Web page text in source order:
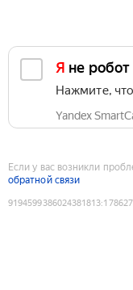
Я не робот
Нажмите,
Yandex
Если у вас возникли
обратной связи
9194599386024381813: